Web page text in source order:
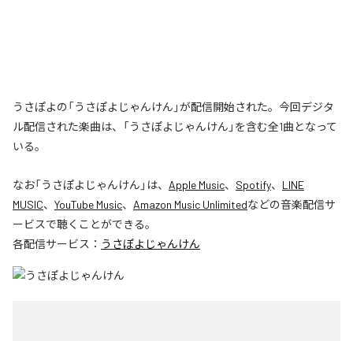
うさぽよの「うさぽよじゃんけん」が配信開始された。今回デジタ
ル配信された楽曲は、「うさぽよじゃんけん」を含む全1曲となって
いる。
なお「うさぽよじゃんけん 」は、 Apple Music、 Spotify、 LINE
MUSIC、 YouTube Music、 Amazon Music Unlimitedなどの音楽配信サ
ービスで聴くことができる。
各配信サービス： うさぽよじゃんけん